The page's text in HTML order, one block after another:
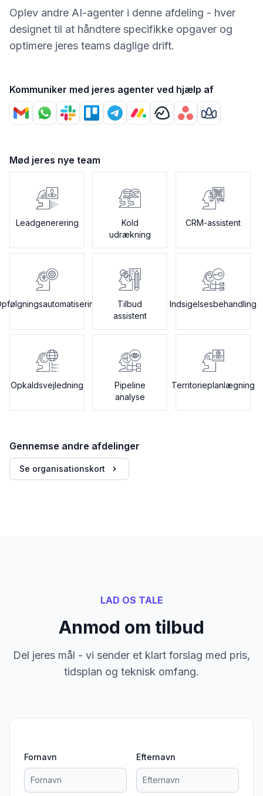
Oplev andre AI-agenter i denne afdeling - hver
designet til at håndtere specifikke opgaver og
optimere jeres teams daglige drift.
Kommuniker med jeres agenter ved hjælp af
Mød jeres nye team
Leadgenerering
Kold
udrækning
CRM-assistent
Tilbud
assistent
Indsigelsesbehandling
Opkaldsvejledning
Pipeline
analyse
Territorieplanlægning
Gennemse andre afdelinger
Se organisationskort
LAD OS TALE
Anmod om tilbud
Del jeres mål - vi sender et klart forslag med pris,
tidsplan og teknisk omfang.
Fornavn Efternavn